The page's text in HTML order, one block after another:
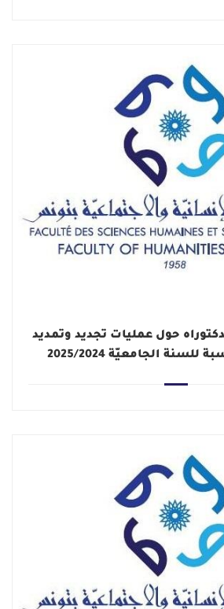
حول عمليات تجديد وتمديد
الجامعيّة 2025/2024